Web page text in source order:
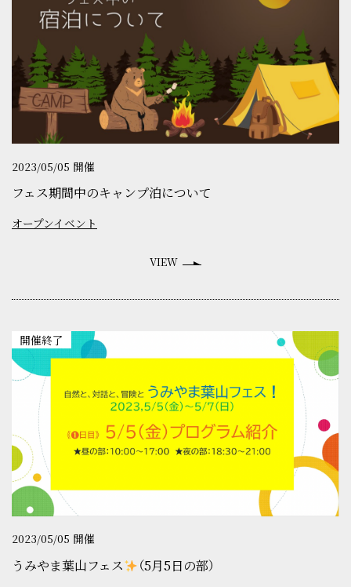
2023/05/05 開催
フェス期間中のキャンプ泊について
オープンイベント
VIEW
開催終了
2023/05/05 開催
うみやま葉山フェス （5月5日の部）